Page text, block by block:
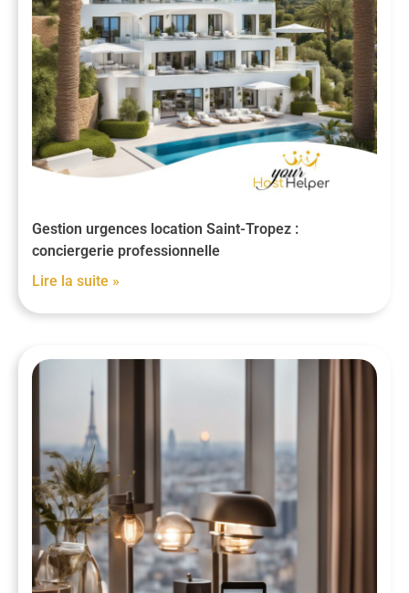
Gestion urgences location Saint-Tropez :
conciergerie professionnelle
Lire la suite »